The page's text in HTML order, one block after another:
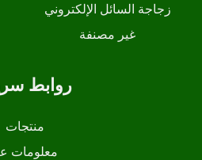
زجاجة السائل الإلكتروني
غير مصنفة
روابط
منتجات
معلومات